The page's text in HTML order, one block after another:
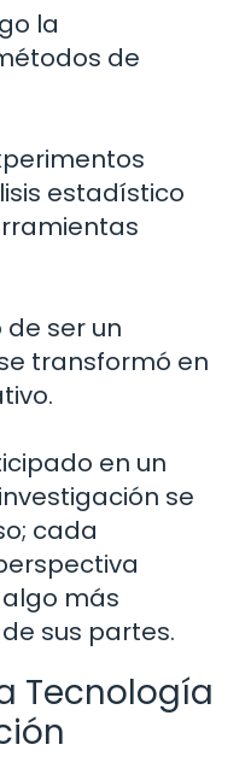
la
de
estadístico
ser un
transformó en
en un
se
cada
más
sus partes.
Tecnología